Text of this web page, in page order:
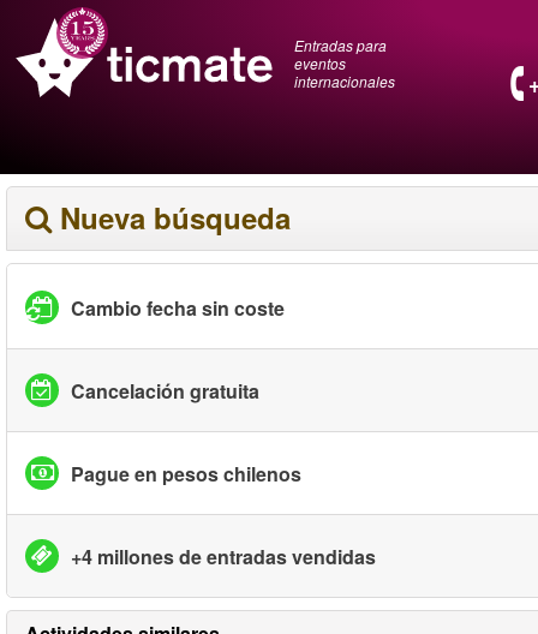
Entradas para
eventos
internacionales
Nueva búsqueda
Cambio fecha sin coste
Cancelación gratuita
Pague en pesos chilenos
+4 millones de entradas vendidas